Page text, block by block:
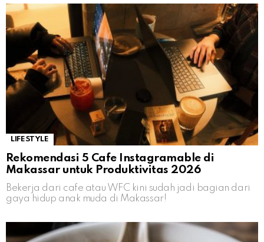
LIFESTYLE
Rekomendasi 5 Cafe Instagramable di
Makassar untuk Produktivitas 2026
Bekerja dari cafe atau WFC kini sudah jadi bagian dari
gaya hidup anak muda di Makassar!